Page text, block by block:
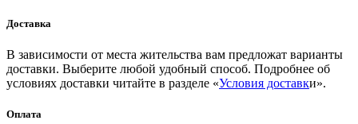
Доставка
В зависимости от места жительства вам предложат варианты
доставки. Выберите любой удобный способ. Подробнее об
условиях доставки читайте в разделе «Условия доставки».
Оплата